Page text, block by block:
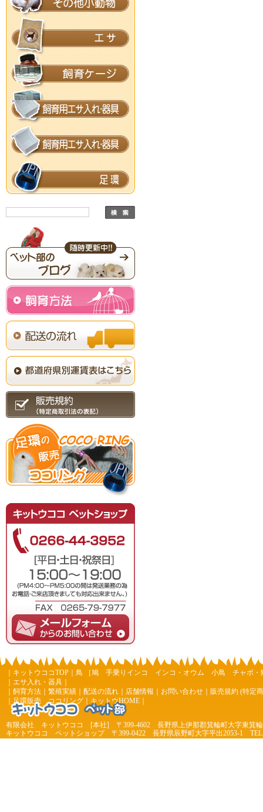
キットウココTOP 鳥 ［鳩 手乗りインコ インコ・オウム 小鳥
チャボ・
エサ入れ・器具
飼育方法 繁殖実績 配送の流れ 店舗情報 お問い合わせ
販売規約 (特定
足環販売 ココリング キットウHOME
有限会社 キットウココ [本社] 〒399-4602 長野県上伊那郡箕輪町大字東箕
キットウココ ペットショップ 〒399-0422 長野県辰野町大字平出2053-1 TEL